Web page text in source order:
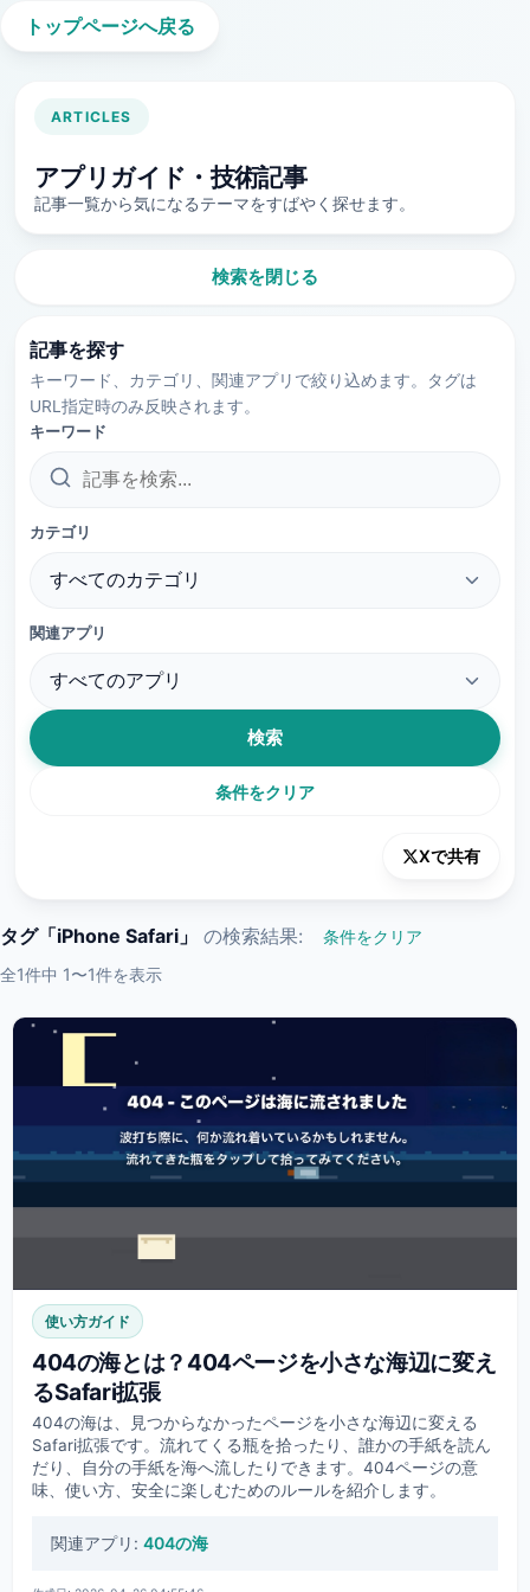
トップページへ戻る
ARTICLES
アプリガイド・技術記事
記事一覧から気になるテーマをすばやく探せます。
検索を閉じる
記事を探す
キーワード、カテゴリ、関連アプリで絞り込めます。タグは
URL指定時のみ反映されます。
キーワード
カテゴリ
関連アプリ
検索
条件をクリア
Xで共有
タグ「iPhone Safari」 の検索結果: 条件をクリア
全1件中 1〜1件を表示
使い方ガイド
404の海とは？404ページを小さな海辺に変え
るSafari拡張
404の海は、見つからなかったページを小さな海辺に変える
Safari拡張です。流れてくる瓶を拾ったり、誰かの手紙を読ん
だり、自分の手紙を海へ流したりできます。404ページの意
味、使い方、安全に楽しむためのルールを紹介します。
関連アプリ: 404の海